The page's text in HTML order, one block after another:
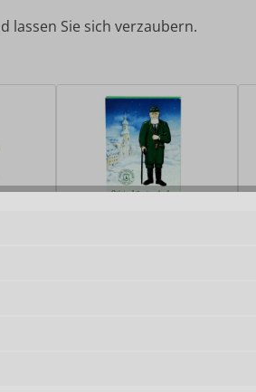
lassen Sie sich verzaubern.